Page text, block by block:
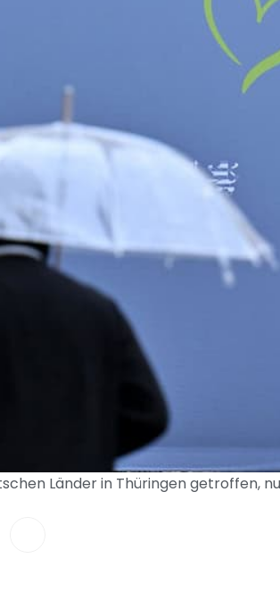
Länder in Thüringen getroffen,